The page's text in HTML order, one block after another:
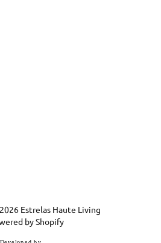
Estrelas Haute Living
by Shopify